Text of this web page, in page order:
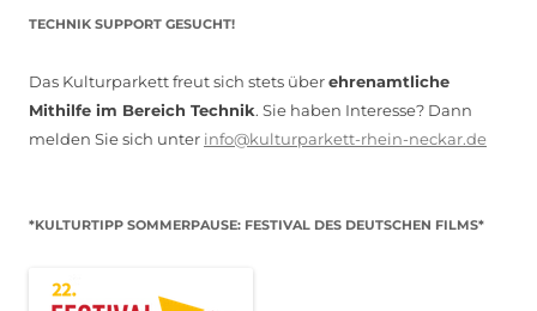
TECHNIK SUPPORT GESUCHT!
Das Kulturparkett freut sich stets überehrenamtliche
Mithilfe im Bereich Technik. Sie haben Interesse? Dann
melden Sie sich unter info@kulturparkett-rhein-neckar.de
*KULTURTIPP SOMMERPAUSE: FESTIVAL DES DEUTSCHEN FILMS*